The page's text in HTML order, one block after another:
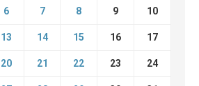
6 7 8 9 10
13 14 15 16 17
20 21 22 23 24